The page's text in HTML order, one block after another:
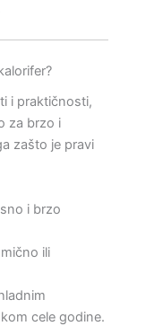
i praktičnosti,
za brzo i
zašto je pravi
i brzo
ili
cele godine.